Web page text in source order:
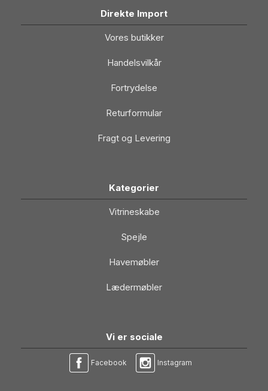
Direkte Import
Vores butikker
Handelsvilkår
Fortrydelse
Returformular
Fragt og Levering
Kategorier
Vitrineskabe
Spejle
Havemøbler
Lædermøbler
Vi er sociale
Facebook Instagram